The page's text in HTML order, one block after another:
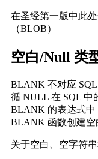
在圣经第一版中此
（BLOB）
空白/Null 类
BLANK 不对应
循 NULL 在 SQL 中
BLANK 的表达式中
BLANK 函数创建空
关于空白、空字符